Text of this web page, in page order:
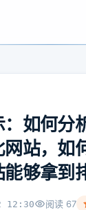
如何分
网站，如
够拿到
12:30 阅读 67